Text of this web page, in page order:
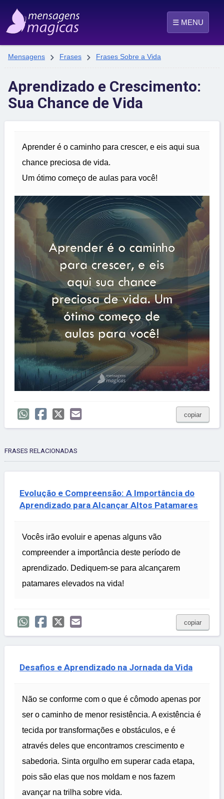
☰ MENU
Mensagens  Frases  Frases Sobre a Vida
Aprendizado e Crescimento:
Sua Chance de Vida
Aprender é o caminho para crescer, e eis aqui sua
chance preciosa de vida.
Um ótimo começo de aulas para você!
copiar
FRASES RELACIONADAS
Evolução e Compreensão: A Importância do
Aprendizado para Alcançar Altos Patamares
Vocês irão evoluir e apenas alguns vão
compreender a importância deste período de
aprendizado. Dediquem-se para alcançarem
patamares elevados na vida!
copiar
Desafios e Aprendizado na Jornada da Vida
Não se conforme com o que é cômodo apenas por
ser o caminho de menor resistência. A existência é
tecida por transformações e obstáculos, e é
através deles que encontramos crescimento e
sabedoria. Sinta orgulho em superar cada etapa,
pois são elas que nos moldam e nos fazem
avançar na trilha sobre vida.